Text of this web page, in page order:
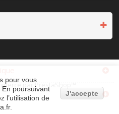
par PrestaShop™
pour vous
poursuivant
l’utilisation de
J'accepte